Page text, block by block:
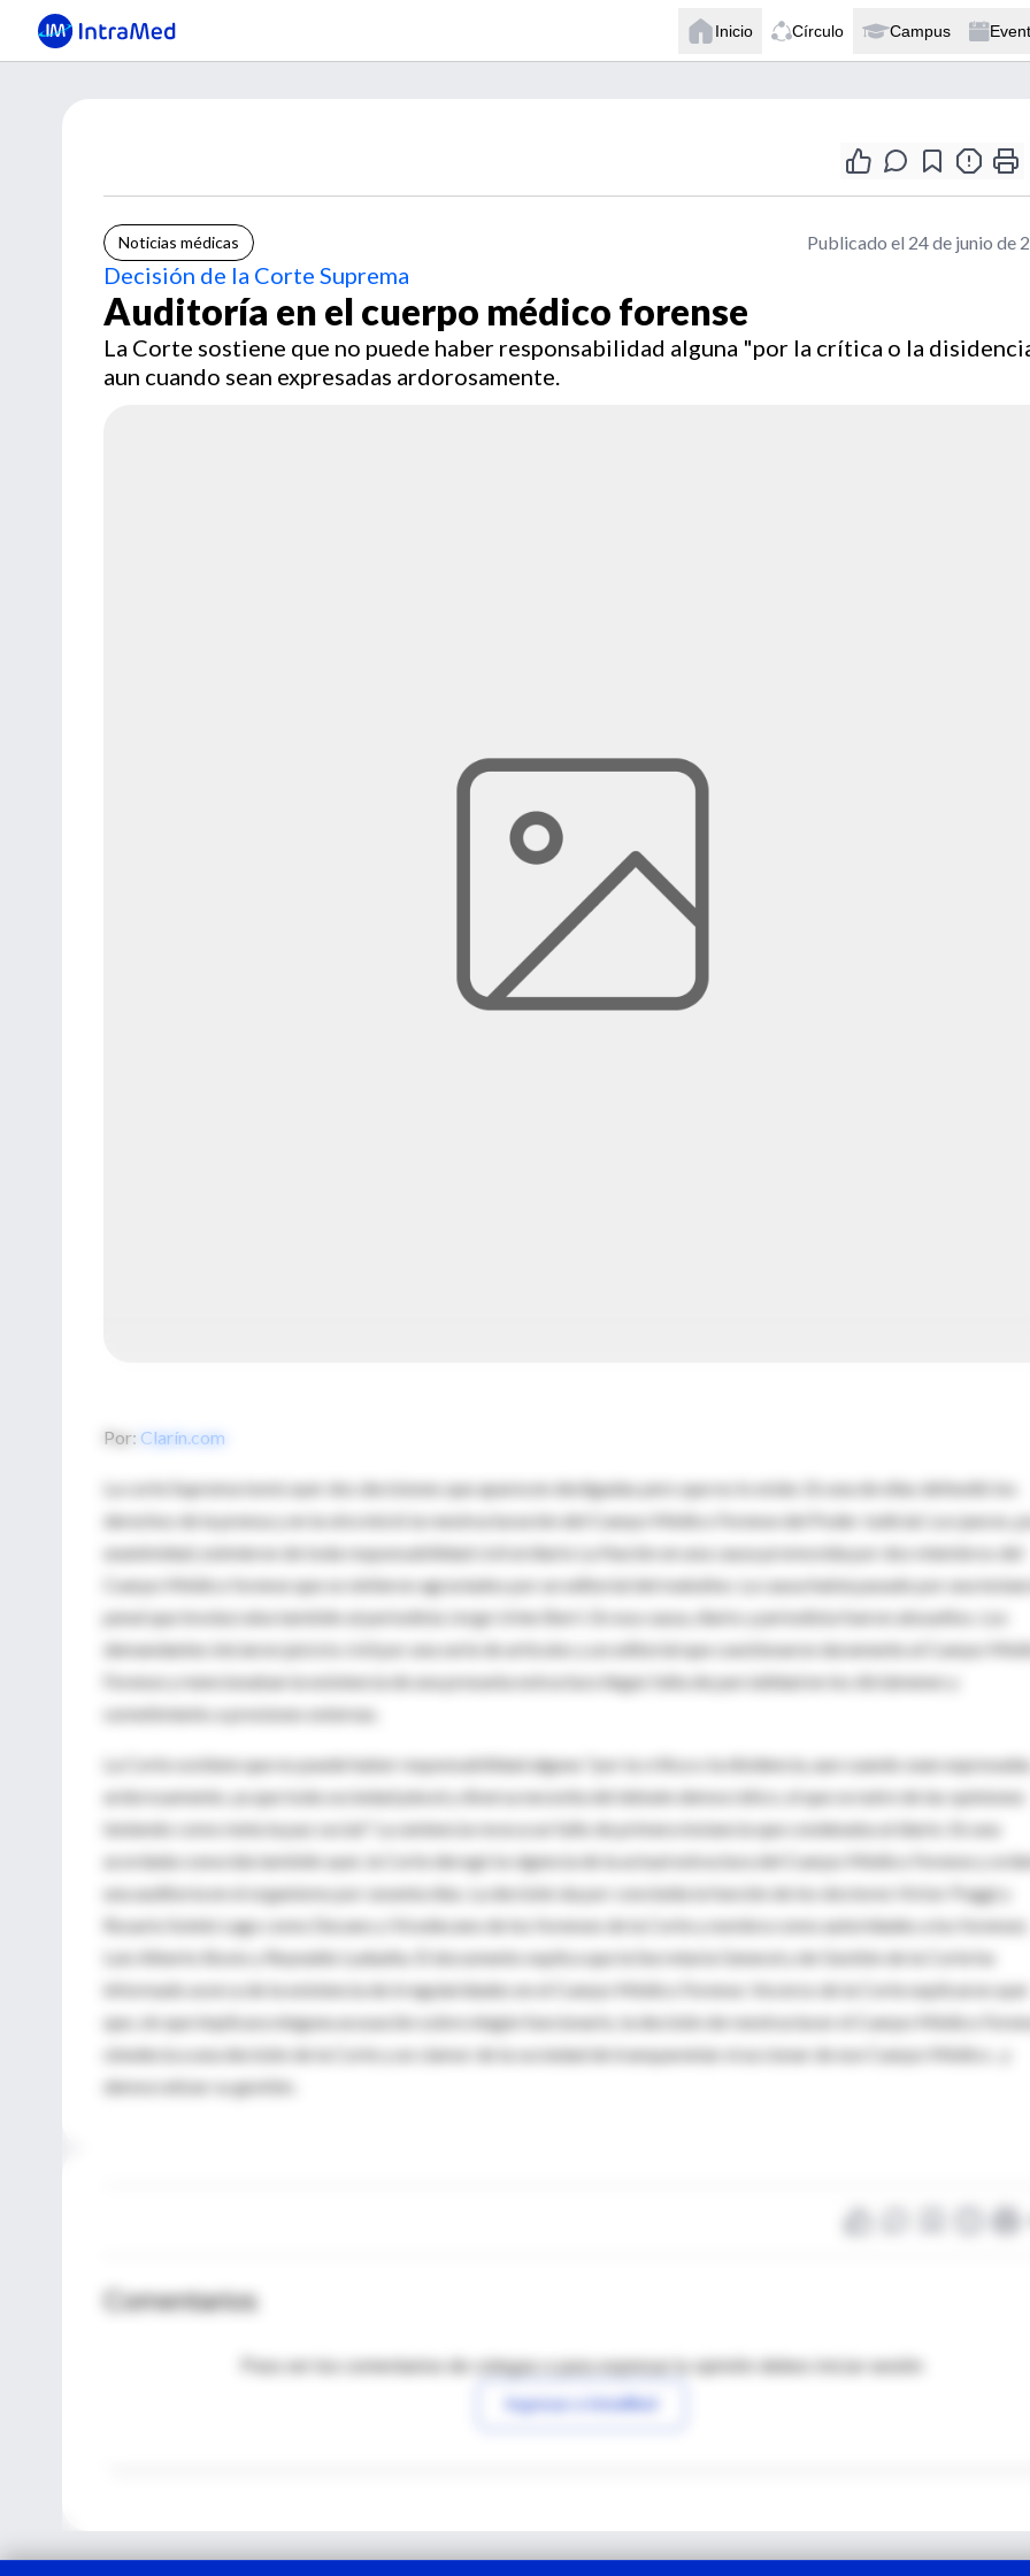
Inicio Círculo Campus
Noticias médicas Publicado el 24 de junio de
Decisión de la Corte Suprema
Auditoría en el cuerpo médico forense
La Corte sostiene que no puede haber responsabilidad alguna "por la crítica o la
aun cuando sean expresadas ardorosamente.
Por: Clarín.com
La corte Suprema tomó ayer dos decisiones que aparecen desligadas pero que no lo están. En una de ellas defendió los
derechos de la prensa y en la otra inició la reestructuración del Cuerpo Médico Forense del Poder Judicial. Los jueces,
unanimidad, eximieron de toda responsabilidad civil al diario La Nación en una causa promovida por dos miembros del
Cuerpo Médico forense que se sintieron agraviados por un editorial del matutino. La causa había pasado por una
penal que involucraba también al periodista Jorge Urien Berri. En esa causa, diario y periodista fueron absueltos. Los
demandantes iniciaron juicicio civil por una serie de artículos y un editorial que cuestionaron duramente al Cuerpo
Forense y mencionaban la existencia de una presunta estructura ilegal, falta de parcialidad en los dictámenes y
sometimiento a presiones externas.
La Corte sostiene que no puede haber responsabilidad alguna "por la crítica o la disidencia, aun cuando sean
ardorosamente, ya que toda sociedad plural y diversa necesita del debate democrático, el que se nutre de las opiniones
teniendo como meta la paz social." La sentencia revoca un fallo de primera instancia que condenaba al diario. En una
acordada conocida también ayer, la Corte derogó la vigencia de la actual estructura del Cuerpo Médico Forense y
una auditoría en el organismo por sesenta días. La decisión da por concluida la función de los doctores Víctor Poggi y
Rosario Sotelo Lago como Decano y Vicedecano de los forenses de la Corte y nombra como autoridades a los forenses
Luis Alberto Bosio y Reynaldo Ludueña. El documento explica que la Secretaría General y de Gestión de la Corte ha
informado acerca de la existencia de irregularidades en el Cuerpo Médico Forense. Voceros de la Corte explicaron ayer
que, sin que implicara ninguna acusación sobre ningún funcionario, la decisión de reestructurar el Cuerpo Médico
obedecía a una decisión de la Corte y un clamor de la sociedad de transparentar el accionar de ese Cuerpo Médico , y
democratizar su gestión.
Comentarios
Para ver los comentarios de colegas o para expresar tu opinión debes iniciar sesión
Ingresar a IntraMed